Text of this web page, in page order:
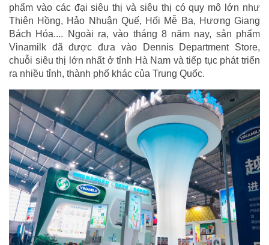
phẩm vào các đại siêu thị và siêu thị có quy mô lớn như
Thiên Hồng, Hảo Nhuận Quế, Hối Mễ Ba, Hương Giang
Bách Hóa.... Ngoài ra, vào tháng 8 năm nay, sản phẩm
Vinamilk đã được đưa vào Dennis Department Store,
chuỗi siêu thị lớn nhất ở tỉnh Hà Nam và tiếp tục phát triển
ra nhiều tỉnh, thành phố khác của Trung Quốc.